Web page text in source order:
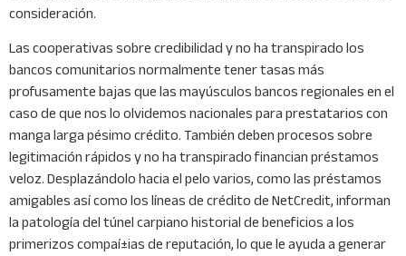
consideración.
Las cooperativas sobre credibilidad y no ha transpirado los
bancos comunitarios normalmente tener tasas más
profusamente bajas que las mayúsculos bancos regionales en el
caso de que nos lo olvidemos nacionales para prestatarios con
manga larga pésimo crédito. También deben procesos sobre
legitimación rápidos y no ha transpirado financian préstamos
veloz. Desplazándolo hacia el pelo varios, como las préstamos
amigables así­ como los líneas de crédito de NetCredit, informan
la patologí­a del túnel carpiano historial de beneficios a los
primerizos compaí±ias de reputación, lo que le ayuda a generar